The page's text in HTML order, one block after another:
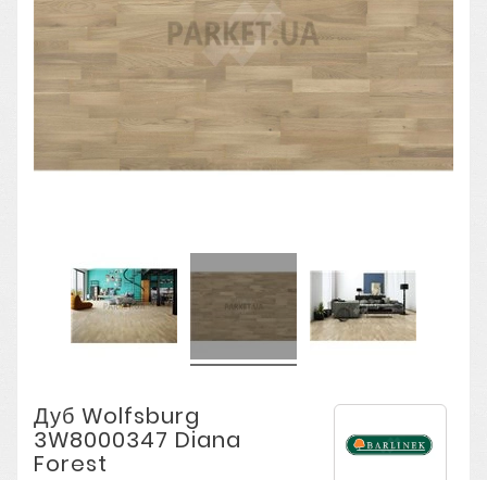
Дуб Wolfsburg
3W8000347 Diana
Forest